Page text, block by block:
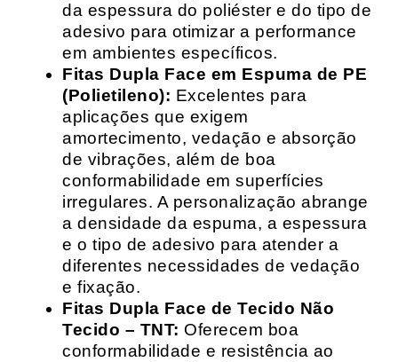
da espessura do poliéster e do tipo de
adesivo para otimizar a performance
em ambientes específicos.
Fitas Dupla Face em Espuma de PE
(Polietileno): Excelentes para
aplicações que exigem
amortecimento, vedação e absorção
de vibrações, além de boa
conformabilidade em superfícies
irregulares. A personalização abrange
a densidade da espuma, a espessura
e o tipo de adesivo para atender a
diferentes necessidades de vedação
e fixação.
Fitas Dupla Face de Tecido Não
Tecido – TNT: Oferecem boa
conformabilidade e resistência ao